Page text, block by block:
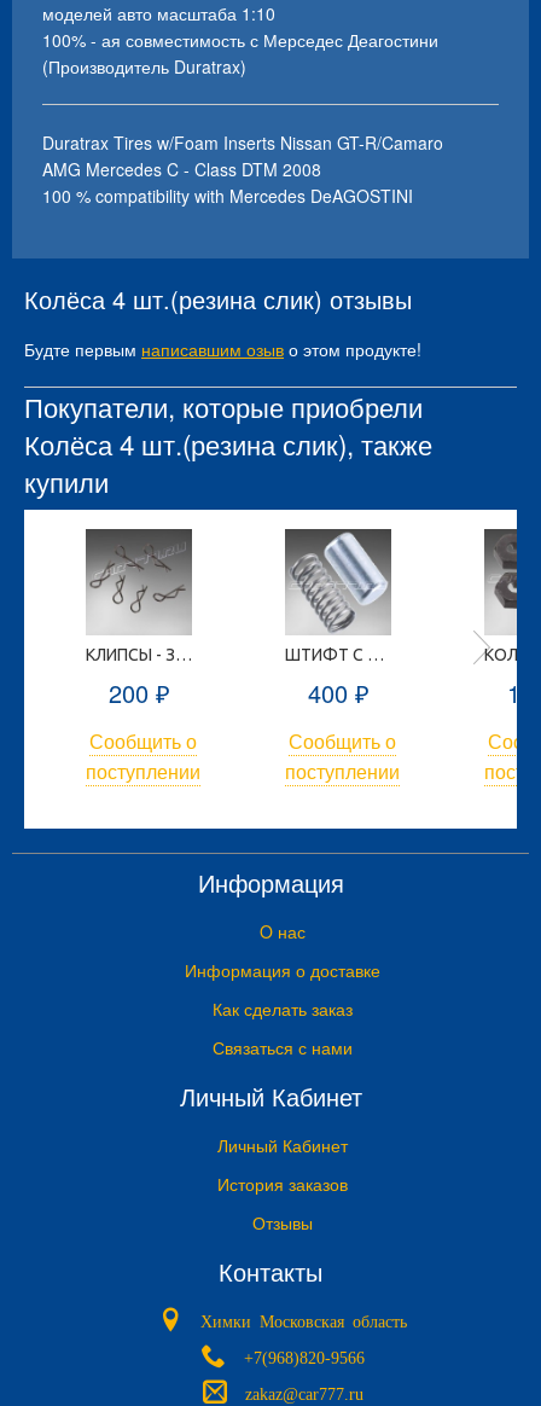
моделей авто масштаба 1:10
100% - ая совместимость с Мерседес Деагостини
(Производитель Duratrax)
Duratrax Tires w/Foam Inserts Nissan GT-R/Camaro
AMG Mercedes C - Class DTM 2008
100 % compatibility with Mercedes DeAGOSTINI
Колёса 4 шт.(резина слик) отзывы
Будте первым написавшим озыв о этом продукте!
Покупатели, которые приобрели
Колёса 4 шт.(резина слик), также
купили
КЛИПСЫ - ЗАЩЁЛКИ (6 ШТ.)
200 ₽
Сообщить о
поступлении
ШТИФТ С ПРУЖИНОЙ ВАЛА СТАРТЕРА
400 ₽
Сообщить о
поступлении
Информация
O нас
Информация о доставке
Как сделать заказ
Связаться с нами
Личный Кабинет
Личный Кабинет
История заказов
Отзывы
Контакты
Химки Московская область
+7(968)820-9566
zakaz@car777.ru